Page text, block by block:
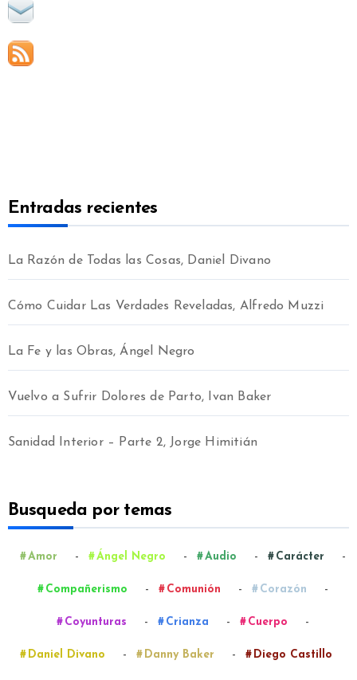
Entradas recientes
La Razón de Todas las Cosas, Daniel Divano
Cómo Cuidar Las Verdades Reveladas, Alfredo Muzzi
La Fe y las Obras, Ángel Negro
Vuelvo a Sufrir Dolores de Parto, Ivan Baker
Sanidad Interior – Parte 2, Jorge Himitián
Busqueda por temas
Amor - Ángel Negro - Audio - Carácter -
Compañerismo - Comunión - Corazón -
Coyunturas - Crianza - Cuerpo -
Daniel Divano - Danny Baker - Diego Castillo